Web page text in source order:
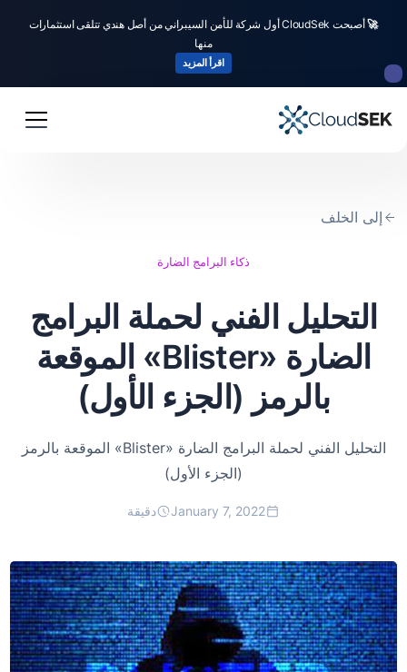
🚀
أصبحت CloudSek أول شركة للأمن السيبراني من أصل هندي تتلقى استثمارات
منها
اقرأ المزيد
إلى الخلف
ذكاء البرامج الضارة
التحليل الفني لحملة البرامج
الضارة «Blister» الموقعة
بالرمز (الجزء الأول)
التحليل الفني لحملة البرامج الضارة «Blister» الموقعة بالرمز
(الجزء الأول)
January 7, 2022 دقيقة